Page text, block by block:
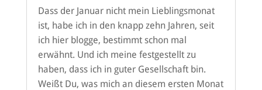
Dass der Januar nicht mein Lieblingsmonat
ist, habe ich in den knapp zehn Jahren, seit
ich hier blogge, bestimmt schon mal
erwähnt. Und ich meine festgestellt zu
haben, dass ich in guter Gesellschaft bin.
Weißt Du, was mich an diesem ersten Monat